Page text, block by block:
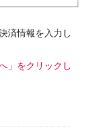
済情報を入力し
」をクリックし